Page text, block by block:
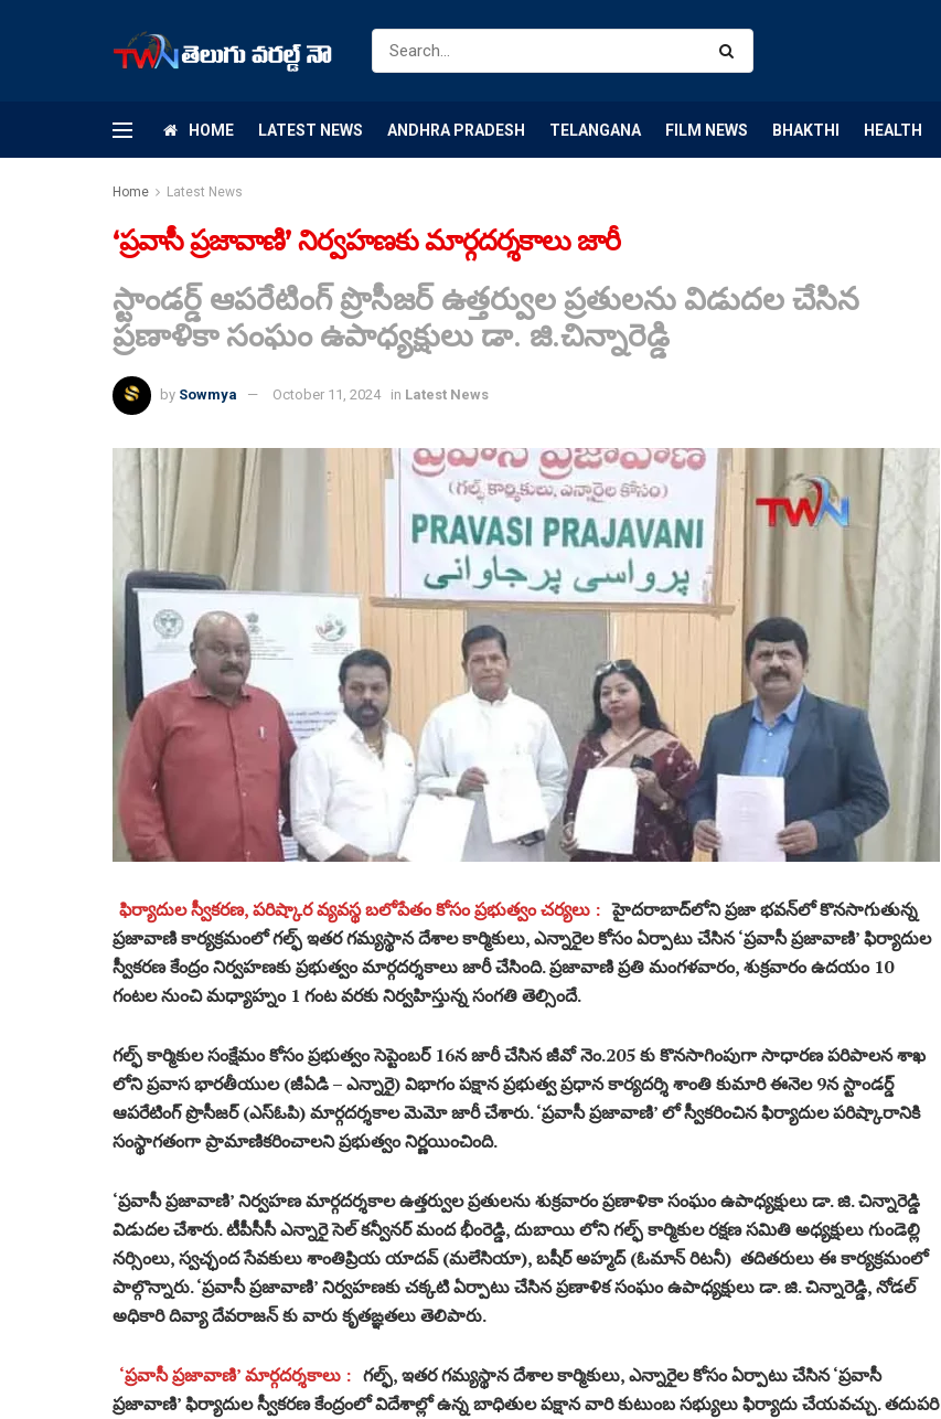
HOME LATEST NEWS ANDHRA PRADESH TELANGANA FILM NEWS BHAKTHI HEALTH
Home Latest News
‘ప్రవాసీ ప్రజావాణి’ నిర్వహణకు మార్గదర్శకాలు జారీ
స్టాండర్డ్ ఆపరేటింగ్ ప్రొసీజర్ ఉత్తర్వుల ప్రతులను విడుదల చేసిన
ప్రణాళికా సంఘం ఉపాధ్యక్షులు డా. జి.చిన్నారెడ్డి
by Sowmya October 11, 2024 in Latest News
ఫిర్యాదుల స్వీకరణ, పరిష్కార వ్యవస్థ బలోపేతం కోసం ప్రభుత్వం చర్యలు : హైదరాబాద్‌లోని ప్రజా భవన్‌లో కొనసాగుతున్న
ప్రజావాణి కార్యక్రమంలో గల్ఫ్ ఇతర గమ్యస్థాన దేశాల కార్మికులు, ఎన్నారైల కోసం ఏర్పాటు చేసిన ‘ప్రవాసీ ప్రజావాణి’ ఫిర్యాదుల
స్వీకరణ కేంద్రం నిర్వహణకు ప్రభుత్వం మార్గదర్శకాలు జారీ చేసింది. ప్రజావాణి ప్రతి మంగళవారం, శుక్రవారం ఉదయం 10
గంటల నుంచి మధ్యాహ్నం 1 గంట వరకు నిర్వహిస్తున్న సంగతి తెల్సిందే.
గల్ఫ్ కార్మికుల సంక్షేమం కోసం ప్రభుత్వం సెప్టెంబర్ 16న జారీ చేసిన జీవో నెం.205 కు కొనసాగింపుగా సాధారణ పరిపాలన శాఖ
లోని ప్రవాస భారతీయుల (జీఏడి – ఎన్నారై) విభాగం పక్షాన ప్రభుత్వ ప్రధాన కార్యదర్శి శాంతి కుమారి ఈనెల 9న స్టాండర్డ్
ఆపరేటింగ్ ప్రొసీజర్ (ఎస్ఓపి) మార్గదర్శకాల మెమో జారీ చేశారు. ‘ప్రవాసీ ప్రజావాణి’ లో స్వీకరించిన ఫిర్యాదుల పరిష్కారానికి
సంస్థాగతంగా ప్రామాణికరించాలని ప్రభుత్వం నిర్ణయించింది.
‘ప్రవాసీ ప్రజావాణి’ నిర్వహణ మార్గదర్శకాల ఉత్తర్వుల ప్రతులను శుక్రవారం ప్రణాళికా సంఘం ఉపాధ్యక్షులు డా. జి. చిన్నారెడ్డి
విడుదల చేశారు. టీపీసీసీ ఎన్నారై సెల్ కన్వీనర్ మంద భీంరెడ్డి, దుబాయి లోని గల్ఫ్ కార్మికుల రక్షణ సమితి అధ్యక్షులు గుండెల్లి
నర్సింలు, స్వచ్ఛంద సేవకులు శాంతిప్రియ యాదవ్ (మలేసియా), బషీర్ అహ్మద్ (ఓమాన్ రిటనీ) తదితరులు ఈ కార్యక్రమంలో
పాల్గొన్నారు. ‘ప్రవాసీ ప్రజావాణి’ నిర్వహణకు చక్కటి ఏర్పాటు చేసిన ప్రణాళిక సంఘం ఉపాధ్యక్షులు డా. జి. చిన్నారెడ్డి, నోడల్
అధికారి దివ్యా దేవరాజన్ కు వారు కృతఙ్ఞతలు తెలిపారు.
‘ప్రవాసీ ప్రజావాణి’ మార్గదర్శకాలు : గల్ఫ్, ఇతర గమ్యస్థాన దేశాల కార్మికులు, ఎన్నారైల కోసం ఏర్పాటు చేసిన ‘ప్రవాసీ
ప్రజావాణి’ ఫిర్యాదుల స్వీకరణ కేంద్రంలో విదేశాల్లో ఉన్న బాధితుల పక్షాన వారి కుటుంబ సభ్యులు ఫిర్యాదు చేయవచ్చు. తదుపరి